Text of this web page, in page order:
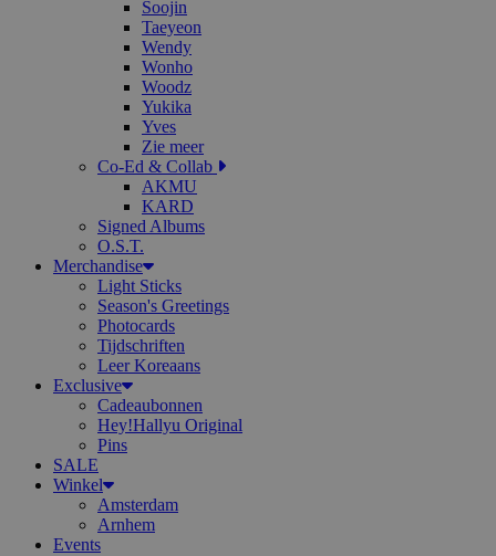
Soojin
Taeyeon
Wendy
Wonho
Woodz
Yukika
Yves
Zie meer
Co-Ed & Collab
AKMU
KARD
Signed Albums
O.S.T.
Merchandise
Light Sticks
Season's Greetings
Photocards
Tijdschriften
Leer Koreaans
Exclusive
Cadeaubonnen
Hey!Hallyu Original
Pins
SALE
Winkel
Amsterdam
Arnhem
Events